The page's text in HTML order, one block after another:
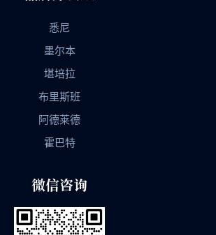
悉尼
墨尔本
堪培拉
布里斯班
阿德莱德
霍巴特
微信咨询